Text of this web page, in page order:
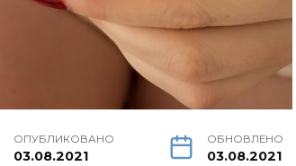
ОПУБЛИКОВАНО
03.08.2021
ОБНОВЛЕНО
03.08.2021